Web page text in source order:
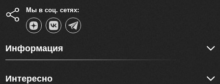
Мы в соц. сетях:
Информация
Интересно